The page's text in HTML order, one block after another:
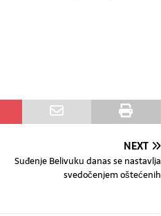
NEXT
Suđenje Belivuku danas se nastavlja
svedočenjem oštećenih